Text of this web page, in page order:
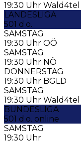
19:30 Uhr Wald4tel
LANDESLIGA
501 d.o.
SAMSTAG
19:30 Uhr OÖ
SAMSTAG
19:30 Uhr NÖ
DONNERSTAG
19:30 Uhr BGLD
SAMSTAG
19:30 Uhr Wald4tel
BUNDESLIGA
501 d.o. online
SAMSTAG
19:30 Uhr